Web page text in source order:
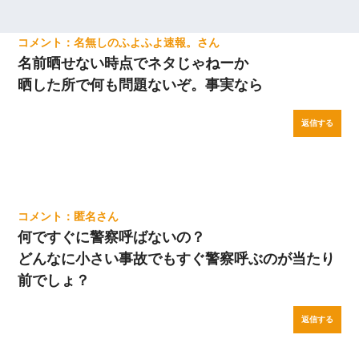
名無しのふよふよ速報。
名前晒せない時点でネタじゃねーか
晒した所で何も問題ないぞ。事実なら
返信する
匿名
何ですぐに警察呼ばないの？
どんなに小さい事故でもすぐ警察呼ぶのが当たり
前でしょ？
返信する